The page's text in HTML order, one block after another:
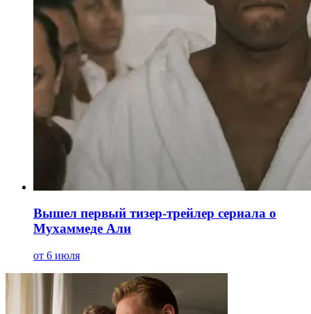
Вышел первый тизер-трейлер сериала о
Мухаммеде Али
от 6 июля